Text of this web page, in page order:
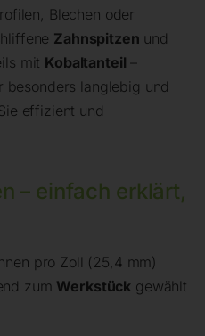
Blechen oder
Zahnspitzen und
mit Kobaltanteil
besonders langlebig und
effizient und
– einfach erklärt,
pro Zoll (25,4 mm)
zum Werkstück gewählt